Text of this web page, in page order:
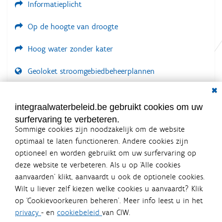
n
e
b
l
d
g
.
.
Informatieplicht
Op de hoogte van droogte
Hoog water zonder kater
Geoloket stroomgebiedbeheerplannen
LOGIN VEREIST
integraalwaterbeleid.be gebruikt cookies om uw
surfervaring te verbeteren.
Sommige cookies zijn noodzakelijk om de website
optimaal te laten functioneren. Andere cookies zijn
optioneel en worden gebruikt om uw surfervaring op
deze website te verbeteren. Als u op ‘Alle cookies
aanvaarden’ klikt, aanvaardt u ook de optionele cookies.
Wilt u liever zelf kiezen welke cookies u aanvaardt? Klik
op ‘Cookievoorkeuren beheren’. Meer info leest u in het
privacy - en cookiebeleid van CIW.
Integraalwaterbeleid.be is een
officiële website van de Vlaamse
overheid
uitgegeven door Coördinatiecommissie Integraal
Waterbeleid
De Coördinatiecommissie Integraal Waterbeleid (CIW) is een